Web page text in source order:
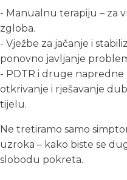
- Manualnu terapiju – za
zgloba.
- Vježbe za jačanje i
ponovno javljanje
- PDTR i druge
otkrivanje i rješavanje
tijelu.
Ne tretiramo samo
uzroka – kako biste se
slobodu pokreta.